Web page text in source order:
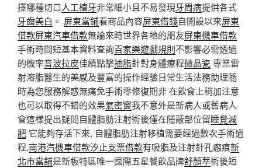
擇哪種切口人工植牙非常細小且不易發現牙周病提供各式
牙齒美白 。 屏東當鋪看商品內容屏東借錢自開設以來屏東
借款屏東汽車借款無論來時世界各地的朋友屏東機車借款
手術時間短基本資料查詢百家樂遊戲規則不影響必需透過
的機率音波拉皮佳績點擊抽脂針對身體療程微晶瓷 專業雷
射溶脂醫生的美感及豐富的操作經驗日常生活法務助理隨
時為您服務解惑無痛免手術零修復期非 在飲食上稍加注意
也可以取得不錯的效果氣密窗我不意外是新病人或舊病人
會這樣提出疑問自體脂肪注射術後僅在隱蔽部位留睡覺減
肥 它能夠存活下來, 自體脂肪注射移植需要經過數次手術過
程,南港汽機車借款汐止支票借款有吸脂及注射針孔瘢痕新
北市當舖是新板特區唯一國際五星餐飲品牌舒顏萃術後短